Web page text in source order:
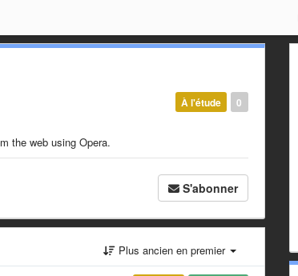
0
À l'étude
the web using Opera.
S'abonner
Plus ancien en premier